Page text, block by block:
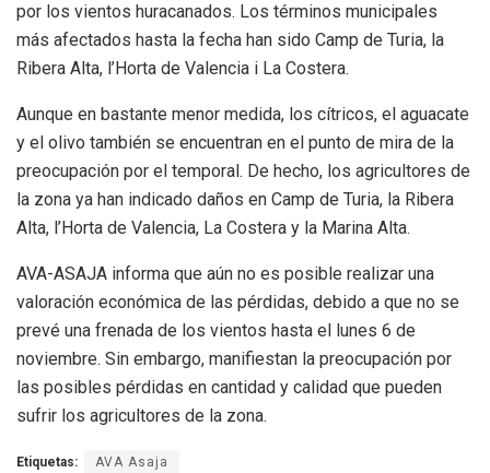
por los vientos huracanados. Los términos municipales
más afectados hasta la fecha han sido Camp de Turia, la
Ribera Alta, l’Horta de Valencia i La Costera.
Aunque en bastante menor medida, los cítricos, el aguacate
y el olivo también se encuentran en el punto de mira de la
preocupación por el temporal. De hecho, los agricultores de
la zona ya han indicado daños en Camp de Turia, la Ribera
Alta, l’Horta de Valencia, La Costera y la Marina Alta.
AVA-ASAJA informa que aún no es posible realizar una
valoración económica de las pérdidas, debido a que no se
prevé una frenada de los vientos hasta el lunes 6 de
noviembre. Sin embargo, manifiestan la preocupación por
las posibles pérdidas en cantidad y calidad que pueden
sufrir los agricultores de la zona.
Etiquetas: AVA Asaja